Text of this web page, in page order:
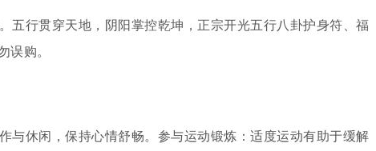
五行贯穿天地，阴阳掌控乾坤，正宗开光五行八卦护身符、福
误购。
与休闲，保持心情舒畅。参与运动锻炼：适度运动有助于缓解